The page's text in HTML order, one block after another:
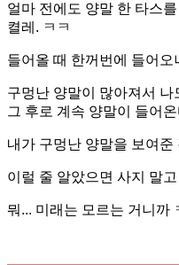
얼마 전에도 양말 한 타스
켤레. ㅋㅋ
들어올 때 한꺼번에 들어오
구멍난 양말이 많아져서
그 후로 계속 양말이 들어온
내가 구멍난 양말을 보여준
이럴 줄 알았으면 사지 말
뭐... 미래는 모르는 거니까